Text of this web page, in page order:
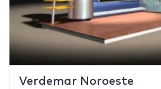
Verdemar Noroeste